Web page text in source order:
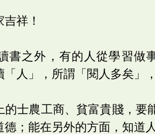
祥！
書之外，有的人從學習做
人」，所謂「閱人多矣」
的士農工商、貧富貴賤，要
；能在另外的方面，知道